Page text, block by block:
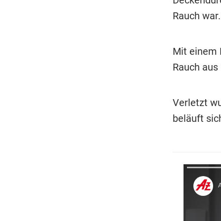
Rauch
Mit einem
Rauch
Verletzt
beläuft